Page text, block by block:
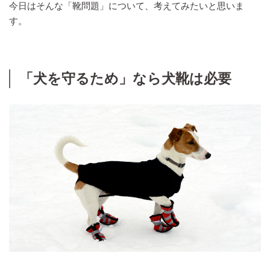
今日はそんな「靴問題」について、考えてみたいと思いま
す。
「犬を守るため」なら犬靴は必要